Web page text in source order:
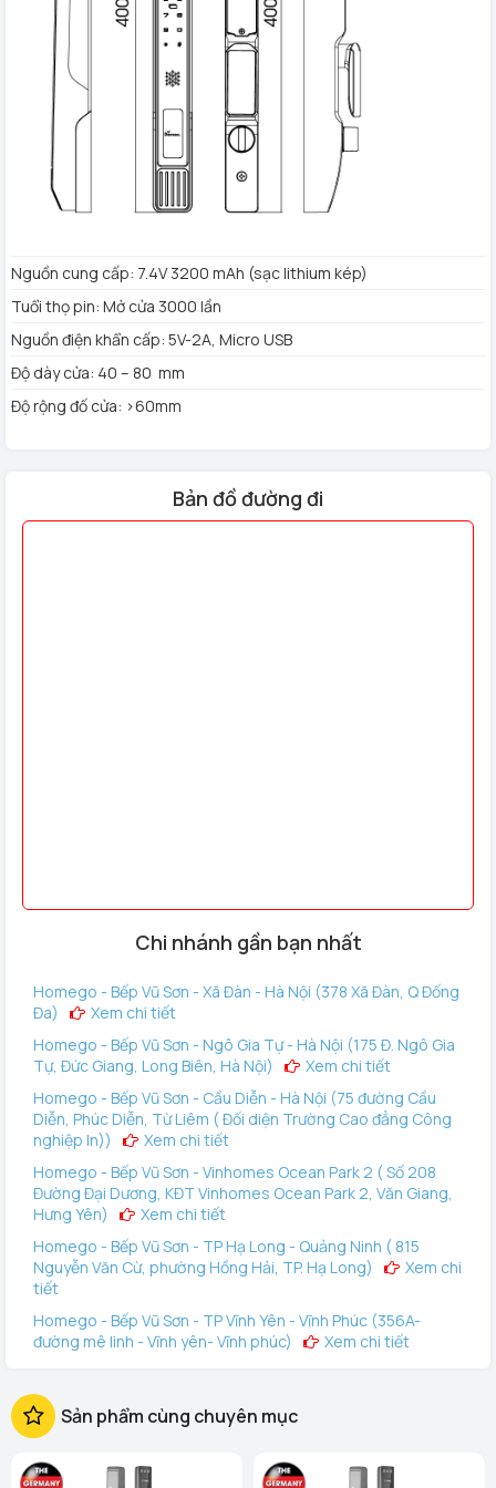
Cơ chế đóng mở: Động cơ DC siêu nhỏ
Nhiệt độ làm việc: -20°C -60°C
Độ ẩm tương đối: 15% -95%
Màu hoàn thiện: xám
Bảo hành: 3 năm
Nguồn cung cấp: 7.4V 3200 mAh (sạc lithium kép)
Tuổi thọ pin: Mở cửa 3000 lần
Nguồn điện khẩn cấp: 5V-2A, Micro USB
Độ dày cửa: 40 – 80 mm
Độ rộng đố cửa: >60mm
Bản đồ đường đi
Chi nhánh gần bạn nhất
Homego - Bếp Vũ Sơn - Xã Đàn - Hà Nội (378 Xã Đàn, Q Đống
Đa)
Xem chi tiết
Homego - Bếp Vũ Sơn - Ngô Gia Tự - Hà Nội (175 Đ. Ngô Gia
Tự, Đức Giang, Long Biên, Hà Nội)
Xem chi tiết
Homego - Bếp Vũ Sơn - Cầu Diễn - Hà Nội (75 đường Cầu
Diễn, Phúc Diễn, Từ Liêm ( Đối diện Trường Cao đẳng Công
nghiệp In))
Xem chi tiết
Homego - Bếp Vũ Sơn - Vinhomes Ocean Park 2 ( Số 208
Đường Đại Dương, KĐT Vinhomes Ocean Park 2, Văn Giang,
Hưng Yên)
Xem chi tiết
Homego - Bếp Vũ Sơn - TP Hạ Long - Quảng Ninh ( 815
Nguyễn Văn Cừ, phường Hồng Hải, TP. Hạ Long)
Xem chi
tiết
Homego - Bếp Vũ Sơn - TP Vĩnh Yên - Vĩnh Phúc (356A-
đường mê linh - Vĩnh yên- Vĩnh phúc)
Xem chi tiết
- Vinhomes Ocean Park 3, Văn Giang, Hưng Yên)
chi tiết
Hiệu, Q Lê Chân. TP Hải Phòng)
Xem chi tiết
Sản phẩm cùng chuyên mục